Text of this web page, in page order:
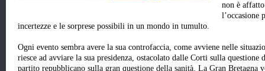
non è
l’occasione
incertezze e le sorprese possibili in un mondo in tumulto.
Ogni evento sembra avere la sua controfaccia, come avviene nelle
riesce ad avviare la sua presidenza, ostacolato dalle Corti sulla questione
partito repubblicano sulla gran questione della sanità. La Gran Bretagna